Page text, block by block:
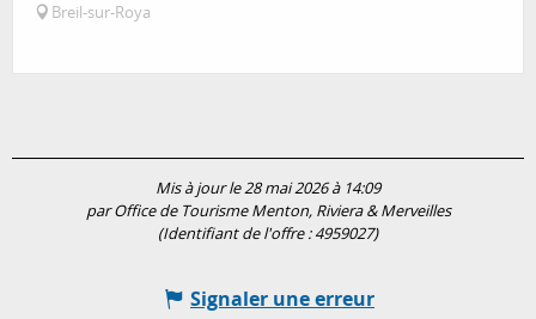
Breil-sur-Roya
Mis à jour le 28 mai 2026 à 14:09
par Office de Tourisme Menton, Riviera & Merveilles
(Identifiant de l'offre :4959027)
Signaler une erreur